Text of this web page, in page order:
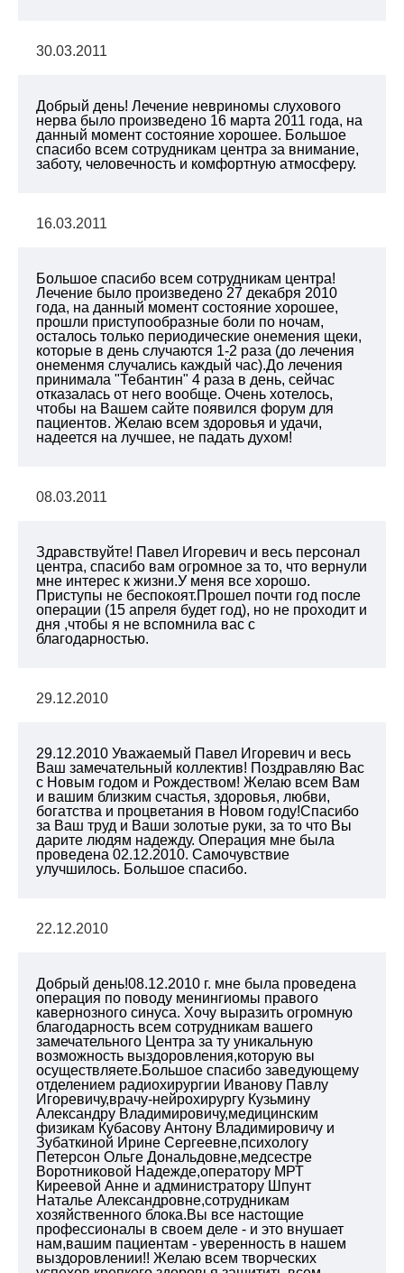
30.03.2011
Добрый день! Лечение невриномы слухового
нерва было произведено 16 марта 2011 года, на
данный момент состояние хорошее. Большое
спасибо всем сотрудникам центра за внимание,
заботу, человечность и комфортную атмосферу.
16.03.2011
Большое спасибо всем сотрудникам центра!
Лечение было произведено 27 декабря 2010
года, на данный момент состояние хорошее,
прошли приступообразные боли по ночам,
осталось только периодические онемения щеки,
которые в день случаются 1-2 раза (до лечения
онеменмя случались каждый час).До лечения
принимала "Тебантин" 4 раза в день, сейчас
отказалась от него вообще. Очень хотелось,
чтобы на Вашем сайте появился форум для
пациентов. Желаю всем здоровья и удачи,
надеется на лучшее, не падать духом!
08.03.2011
Здравствуйте! Павел Игоревич и весь персонал
центра, спасибо вам огромное за то, что вернули
мне интерес к жизни.У меня все хорошо.
Приступы не беспокоят.Прошел почти год после
операции (15 апреля будет год), но не проходит и
дня ,чтобы я не вспомнила вас с
благодарностью.
29.12.2010
29.12.2010 Уважаемый Павел Игоревич и весь
Ваш замечательный коллектив! Поздравляю Вас
с Новым годом и Рождеством! Желаю всем Вам
и вашим близким счастья, здоровья, любви,
богатства и процветания в Новом году!Спасибо
за Ваш труд и Ваши золотые руки, за то что Вы
дарите людям надежду. Операция мне была
проведена 02.12.2010. Самочувствие
улучшилось. Большое спасибо.
22.12.2010
Добрый день!08.12.2010 г. мне была проведена
операция по поводу менингиомы правого
кавернозного синуса. Хочу выразить огромную
благодарность всем сотрудникам вашего
замечательного Центра за ту уникальную
возможность выздоровления,которую вы
осуществляете.Большое спасибо заведующему
отделением радиохирургии Иванову Павлу
Игоревичу,врачу-нейрохирургу Кузьмину
Александру Владимировичу,медицинским
физикам Кубасову Антону Владимировичу и
Зубаткиной Ирине Сергеевне,психологу
Петерсон Ольге Дональдовне,медсестре
Воротниковой Надежде,оператору МРТ
Киреевой Анне и администратору Шпунт
Наталье Александровне,сотрудникам
хозяйственного блока.Вы все настощие
профессионалы в своем деле - и это внушает
нам,вашим пациентам - уверенность в нашем
выздоровлении!! Желаю всем творческих